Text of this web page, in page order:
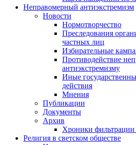
Неправомерный антиэкстремизм
Новости
Нормотворчество
Преследования
частных лиц
Избирательные
Противодействие
антиэкстремизму
Иные
действия
Мнения
Публикации
Документы
Архив
Хроники фильтрации
Религия в светском обществе